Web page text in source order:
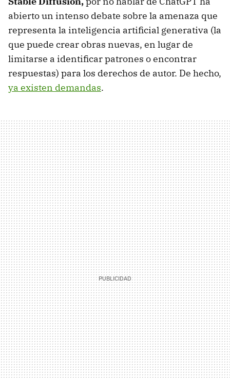
abierto un intenso debate sobre la amenaza que
representa la inteligencia artificial generativa (la
que puede crear obras nuevas, en lugar de
limitarse a identificar patrones o encontrar
respuestas) para los derechos de autor. De hecho,
ya existen demandas.